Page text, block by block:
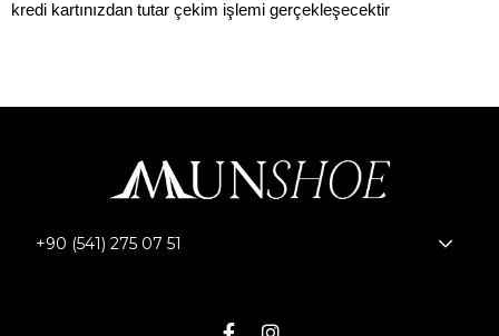
kredi kartınızdan tutar çekim işlemi gerçekleşecektir
+90 (541) 275 07 51